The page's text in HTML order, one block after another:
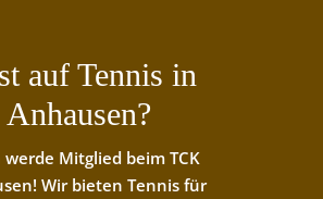
auf Tennis in
Anhausen?
werde Mitglied beim TCK
Wir bieten Tennis für